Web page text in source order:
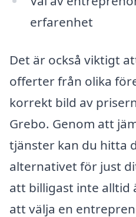
erfarenhet
Det är också viktigt
offerter från olika
korrekt bild av
Grebo. Genom att
tjänster kan du hitta
alternativet för just
att billigast inte alltid
att välja en